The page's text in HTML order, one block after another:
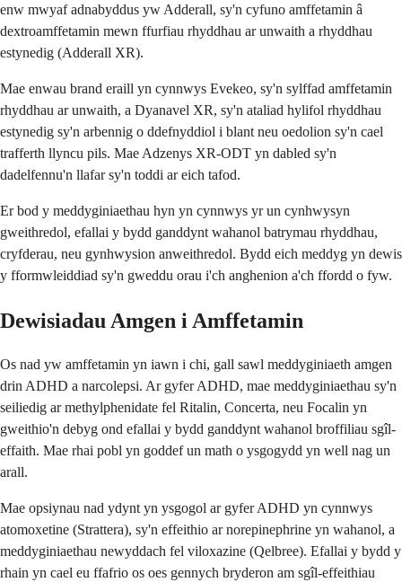
enw mwyaf adnabyddus yw Adderall, sy'n cyfuno amffetamin â
dextroamffetamin mewn ffurfiau rhyddhau ar unwaith a rhyddhau
estynedig (Adderall XR).
Mae enwau brand eraill yn cynnwys Evekeo, sy'n sylffad amffetamin
rhyddhau ar unwaith, a Dyanavel XR, sy'n ataliad hylifol rhyddhau
estynedig sy'n arbennig o ddefnyddiol i blant neu oedolion sy'n cael
trafferth llyncu pils. Mae Adzenys XR-ODT yn dabled sy'n
dadelfennu'n llafar sy'n toddi ar eich tafod.
Er bod y meddyginiaethau hyn yn cynnwys yr un cynhwysyn
gweithredol, efallai y bydd ganddynt wahanol batrymau rhyddhau,
cryfderau, neu gynhwysion anweithredol. Bydd eich meddyg yn dewis
y fformwleiddiad sy'n gweddu orau i'ch anghenion a'ch ffordd o fyw.
Dewisiadau Amgen i Amffetamin
Os nad yw amffetamin yn iawn i chi, gall sawl meddyginiaeth amgen
drin ADHD a narcolepsi. Ar gyfer ADHD, mae meddyginiaethau sy'n
seiliedig ar methylphenidate fel Ritalin, Concerta, neu Focalin yn
gweithio'n debyg ond efallai y bydd ganddynt wahanol broffiliau sgîl-
effaith. Mae rhai pobl yn goddef un math o ysgogydd yn well nag un
arall.
Mae opsiynau nad ydynt yn ysgogol ar gyfer ADHD yn cynnwys
atomoxetine (Strattera), sy'n effeithio ar norepinephrine yn wahanol, a
meddyginiaethau newyddach fel viloxazine (Qelbree). Efallai y bydd y
rhain yn cael eu ffafrio os oes gennych bryderon am sgîl-effeithiau